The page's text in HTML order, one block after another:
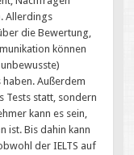
Allerdings
die Bewertung,
können
haben. Außerdem
Tests statt, sondern
kann es sein,
ist. Bis dahin kann
der IELTS auf